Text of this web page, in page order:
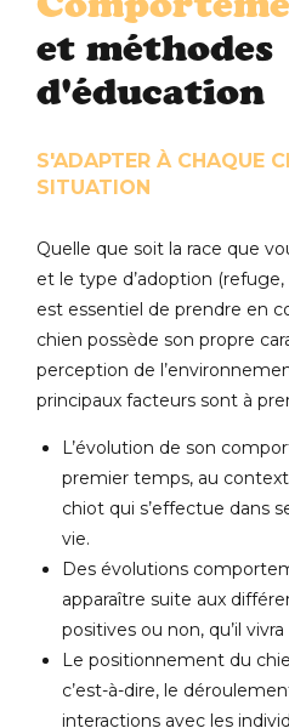
et méthodes
d'éducation
S'ADAPTER À CHAQUE
SITUATION
Quelle que soit la race que
et le type d’adoption
est essentiel de prendre en
chien possède son propre
perception de
principaux facteurs sont à
L’évolution de son
premier temps, au
chiot qui s’effectue dans
vie.
Des évolutions
apparaître suite aux
positives ou non, qu’il
Le positionnement du
c’est-à-dire, le
interactions avec les